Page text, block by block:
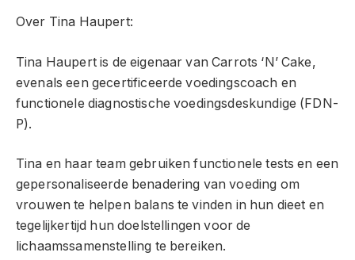
Over Tina Haupert:
Tina Haupert is de eigenaar van Carrots ‘N’ Cake,
evenals een gecertificeerde voedingscoach en
functionele diagnostische voedingsdeskundige (FDN-
P).
Tina en haar team gebruiken functionele tests en een
gepersonaliseerde benadering van voeding om
vrouwen te helpen balans te vinden in hun dieet en
tegelijkertijd hun doelstellingen voor de
lichaamssamenstelling te bereiken.